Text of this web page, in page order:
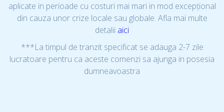
aplicate in perioade cu costuri mai mari in mod excepțional
din cauza unor crize locale sau globale. Afla mai multe
detalii aici
***La timpul de tranzit specificat se adauga 2-7 zile
lucratoare pentru ca aceste comenzi sa ajunga in posesia
dumneavoastra